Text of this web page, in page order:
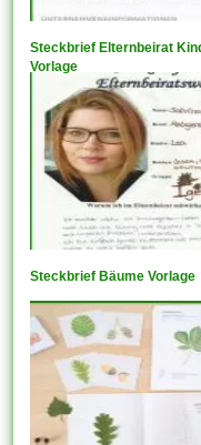
Steckbrief Elternbeirat
Vorlage
Steckbrief Bäume Vorlage